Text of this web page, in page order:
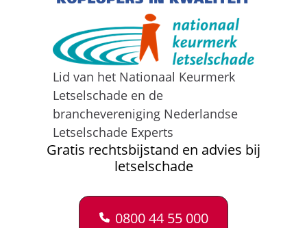
Lid van het Nationaal Keurmerk
Letselschade en de
branchevereniging Nederlandse
Letselschade Experts
Gratis rechtsbijstand en advies bij
letselschade
0800 44 55 000